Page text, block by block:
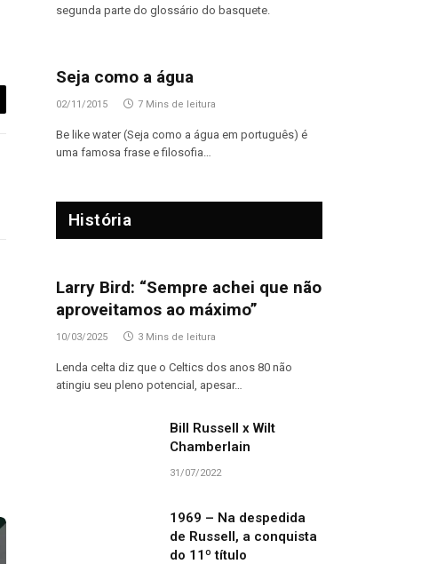
segunda parte do glossário do basquete.
Seja como a água
02/11/2015 7 Mins de leitura
Be like water (Seja como a água em português) é
uma famosa frase e filosofia…
História
Larry Bird: “Sempre achei que não
aproveitamos ao máximo”
10/03/2025 3 Mins de leitura
Lenda celta diz que o Celtics dos anos 80 não
atingiu seu pleno potencial, apesar…
Bill Russell x Wilt
Chamberlain
31/07/2022
1969 – Na despedida
de Russell, a conquista
do 11º título